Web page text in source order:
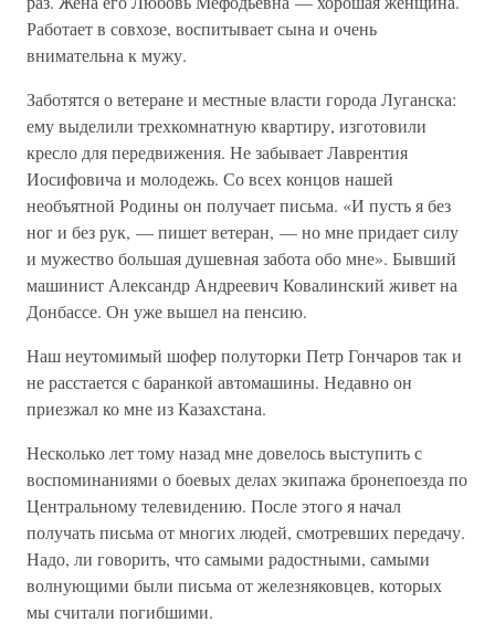
Работает в совхозе, воспитывает сына и очень
внимательна к мужу.
Заботятся о ветеране и местные власти города Луганска:
ему выделили трехкомнатную квартиру, изготовили
кресло для передвижения. Не забывает Лаврентия
Иосифовича и молодежь. Со всех концов нашей
необъятной Родины он получает письма. «И пусть я без
ног и без рук, — пишет ветеран, — но мне придает силу
и мужество большая душевная забота обо мне». Бывший
машинист Александр Андреевич Ковалинский живет на
Донбассе. Он уже вышел на пенсию.
Наш неутомимый шофер полуторки Петр Гончаров так и
не расстается с баранкой автомашины. Недавно он
приезжал ко мне из Казахстана.
Несколько лет тому назад мне довелось выступить с
воспоминаниями о боевых делах экипажа бронепоезда по
Центральному телевидению. После этого я начал
получать письма от многих людей, смотревших передачу.
Надо, ли говорить, что самыми радостными, самыми
волнующими были письма от железняковцев, которых
мы считали погибшими.